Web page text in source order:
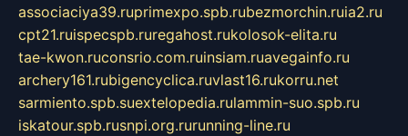
associaciya39.ruprimexpo.spb.rubezmorchin.ruia2.ru
cpt21.ruispecspb.ruregahost.rukolosok-elita.ru
tae-kwon.ruconsrio.com.ruinsiam.ruavegainfo.ru
archery161.rubigencyclica.ruvlast16.rukorru.net
sarmiento.spb.suextelopedia.rulammin-suo.spb.ru
iskatour.spb.rusnpi.org.rurunning-line.ru